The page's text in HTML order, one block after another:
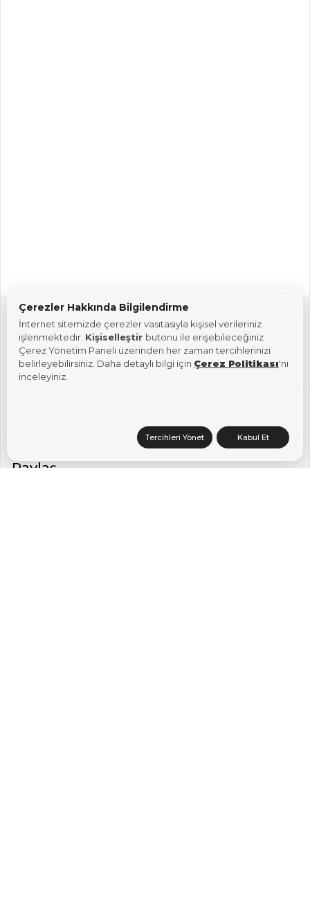
Etiketler:
E-Posta Office 365
Paylaş
Çerezler Hakkında Bilgilendirme
İnternet sitemizde çerezler vasıtasıyla kişisel verileriniz
işlenmektedir. Kişiselleştir butonu ile erişebileceğiniz
Çerez Yönetim Paneli üzerinden her zaman tercihlerinizi
belirleyebilirsiniz. Daha detaylı bilgi için Çerez Politikası'nı
inceleyiniz.
Tercihleri Yönet Kabul Et